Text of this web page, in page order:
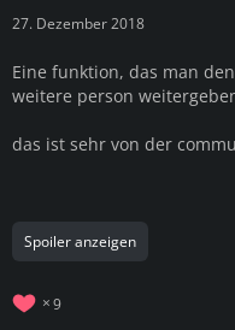
27. Dezember 2018
Eine funktion, das man
weitere person
das ist sehr von der
Spoiler anzeigen
9